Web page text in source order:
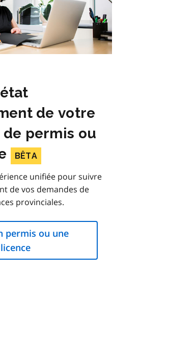
de votre
permis ou
BÊTA
unifiée pour suivre
de vos demandes de
provinciales.
permis ou une
licence